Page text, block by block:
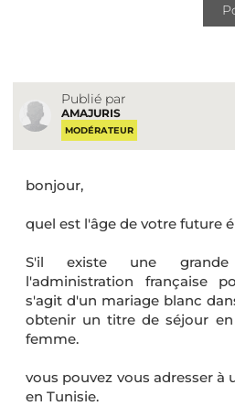
Publié par
AMAJURIS
MODÉRATEUR
bonjour,
quel est l'âge de votre future
S'il existe une grande
l'administration française
s'agit d'un mariage blanc
obtenir un titre de séjour
femme.
vous pouvez vous adresser à
en Tunisie.